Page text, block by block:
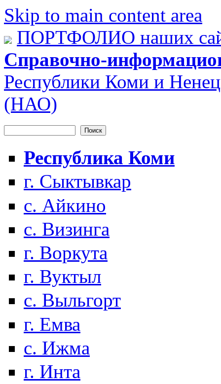
Skip to main content area
ПОРТФОЛИО наших
Справочно-
Республики Коми и
(НАО)
Форма поиска
Республика Коми
г. Сыктывкар
с. Айкино
с. Визинга
г. Воркута
г. Вуктыл
с. Выльгорт
г. Емва
с. Ижма
г. Инта